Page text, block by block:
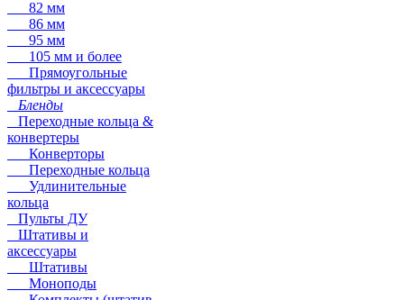
82 мм
86 мм
95 мм
105 мм и более
Прямоугольные
фильтры и аксессуары
Бленды
Переходные кольца &
конвертеры
Конверторы
Переходные кольца
Удлинительные
кольца
Пульты ДУ
Штативы и
аксессуары
Штативы
Моноподы